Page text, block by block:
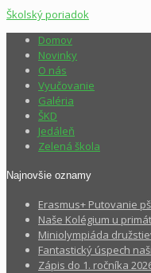
Školský poriadok
Domov
Novinky
O nás
Vyučovanie
Galéria
ŠKD
Jedáleň
Zelená škola
Najnovšie oznamy
Erasmus+ Putovanie
Naše Kolégium u
Miniolympiáda
Fantastický úspech
Zápis do 1. ročníka